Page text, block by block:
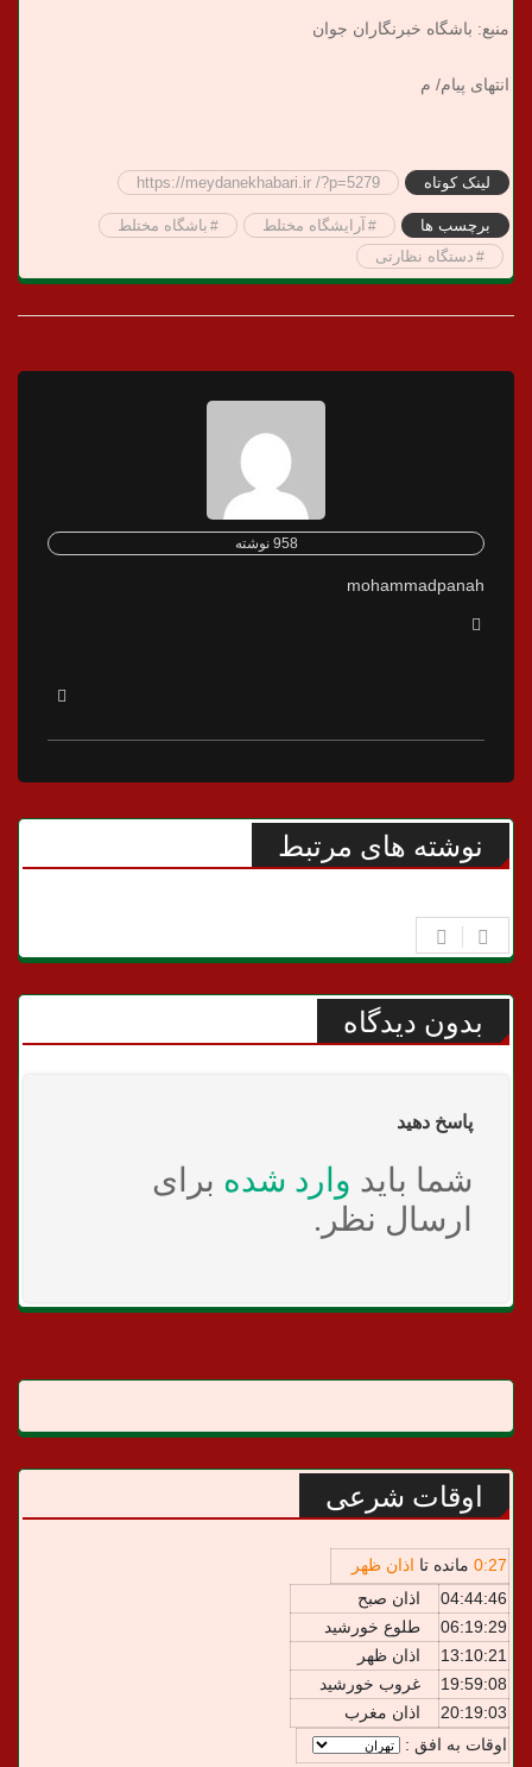
منبع: باشگاه خبرنگاران جوان
انتهای پیام/ م
لینک کوتاه https://meydanekhabari.ir /?p=5279
برچسب ها آرایشگاه مختلط
باشگاه مختلط
دستگاه نظارتی
958 نوشته
mohammadpanah
نوشته های مرتبط
بدون دیدگاه
پاسخ دهید
شما باید وارد شده برای
ارسال نظر.
اوقات شرعی
0:27 مانده تا اذان ظهر
04:44:46
اذان صبح
06:19:29
طلوع خورشید
13:10:21
اذان ظهر
19:59:08
غروب خورشید
20:19:03
اذان مغرب
اوقات به افق :